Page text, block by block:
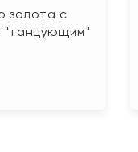
золота с
"танцующим"